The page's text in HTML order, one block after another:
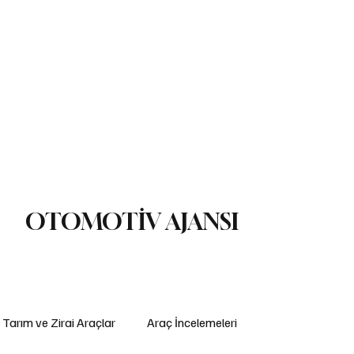
OTOMOTİV AJANSI
Tarım ve Zirai Araçlar Araç İncelemeleri